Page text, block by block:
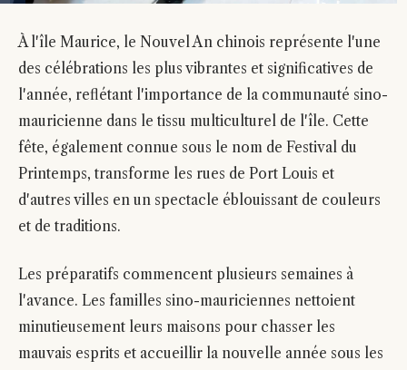
À l'île Maurice, le Nouvel An chinois représente l'une
des célébrations les plus vibrantes et significatives de
l'année, reflétant l'importance de la communauté sino-
mauricienne dans le tissu multiculturel de l'île. Cette
fête, également connue sous le nom de Festival du
Printemps, transforme les rues de Port Louis et
d'autres villes en un spectacle éblouissant de couleurs
et de traditions.
Les préparatifs commencent plusieurs semaines à
l'avance. Les familles sino-mauriciennes nettoient
minutieusement leurs maisons pour chasser les
mauvais esprits et accueillir la nouvelle année sous les